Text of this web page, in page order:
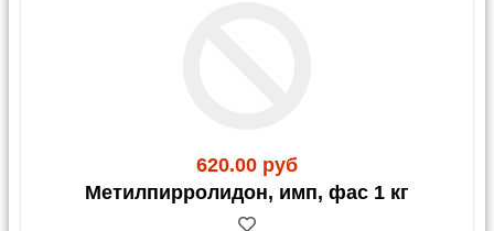
620.00 руб
Метилпирролидон, имп, фас 1 кг